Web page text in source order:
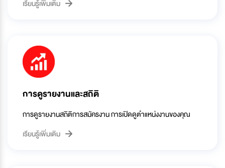
เรียนรู้เพิ่มเติม
การดูรายงานและสถิติ
การดูรายงานสถิติการสมัครงาน การเปิดดูตำแหน่งงานของคุณ
เรียนรู้เพิ่มเติม